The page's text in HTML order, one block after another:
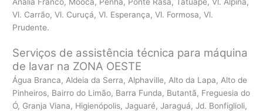
Vl. Carrão, Vl. Curuçá, Vl. Esperança, Vl. Formosa, Vl.
Prudente.
Serviços de assistência técnica para máquina
de lavar na ZONA OESTE
Água Branca, Aldeia da Serra, Alphaville, Alto da Lapa, Alto de
Pinheiros, Bairro do Limão, Barra Funda, Butantã, Freguesia do
Ó, Granja Viana, Higienópolis, Jaguaré, Jaraguá, Jd. Bonfiglioli,